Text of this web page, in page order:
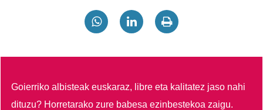
Goierriko albisteak euskaraz, libre eta kalitatez jaso nahi
dituzu? Horretarako zure babesa ezinbestekoa zaigu.